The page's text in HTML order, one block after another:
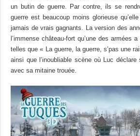
un butin de guerre. Par contre, ils se
guerre est beaucoup moins glorieuse
jamais de vrais gagnants. La version des
l’immense château-fort qu’une des armées
telles que « La guerre, la guerre, s’pas une
ainsi que l’inoubliable scène où Luc
avec sa mitaine trouée.